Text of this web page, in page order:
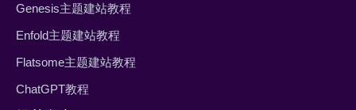
Genesis主题建站教程
Enfold主题建站教程
Flatsome主题建站教程
ChatGPT教程